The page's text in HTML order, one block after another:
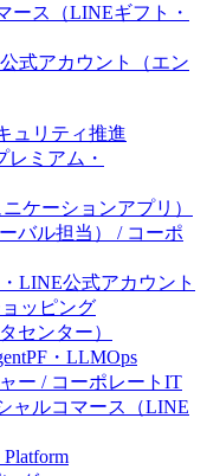
ース（LINEギフト・
式アカウント（エン
ュリティ推進
レミアム・
ケーションアプリ）
バル担当） / コーポ
LINE公式アカウント
ッピング
センター）
・LLMOps
ー / コーポレートIT
ャルコマース（LINE